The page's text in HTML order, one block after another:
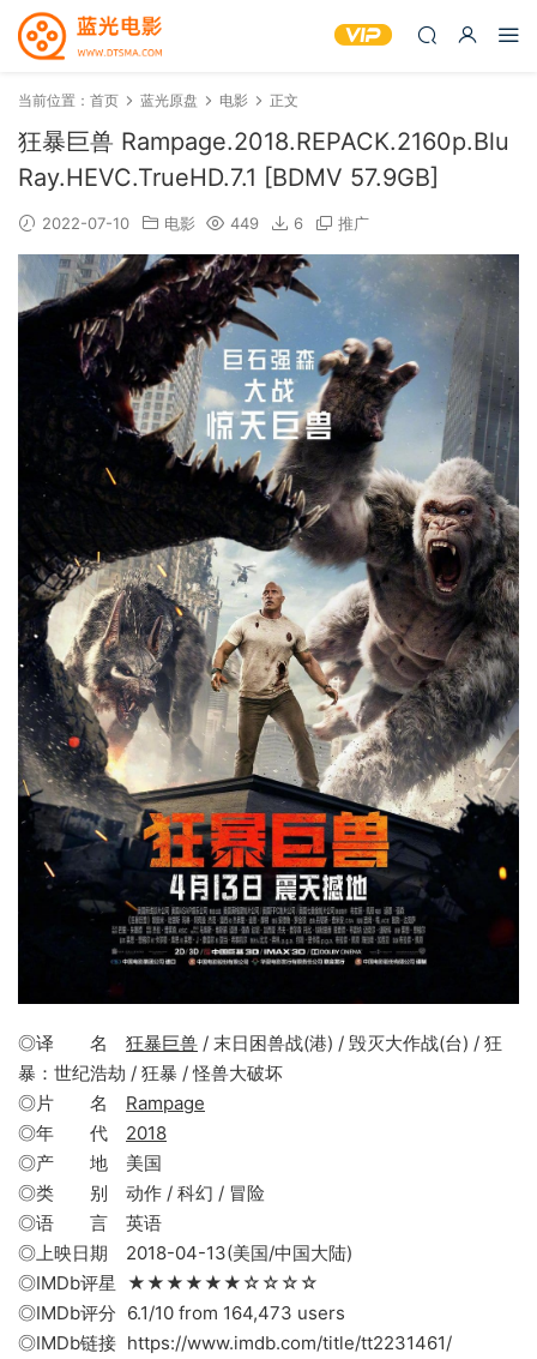
当前位置： 首页 蓝光原盘 电影 正文
狂暴巨兽 Rampage.2018.REPACK.2160p.Blu
Ray.HEVC.TrueHD.7.1 [BDMV 57.9GB]
2022-07-10 电影 449 6 推广
◎译 名 狂暴巨兽 / 末日困兽战(港) / 毁灭大作战(台) / 狂
暴：世纪浩劫 / 狂暴 / 怪兽大破坏
◎片 名 Rampage
◎年 代 2018
◎产 地 美国
◎类 别 动作 / 科幻 / 冒险
◎语 言 英语
◎上映日期 2018-04-13(美国/中国大陆)
◎IMDb评星 ★★★★★★☆☆☆☆
◎IMDb评分 6.1/10 from 164,473 users
◎IMDb链接 https://www.imdb.com/title/tt2231461/